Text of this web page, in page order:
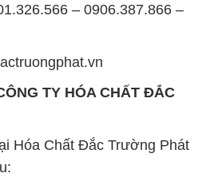
– 0906.387.866 –
TY HÓA CHẤT ĐẮC
Hóa Chất Đắc Trường Phát